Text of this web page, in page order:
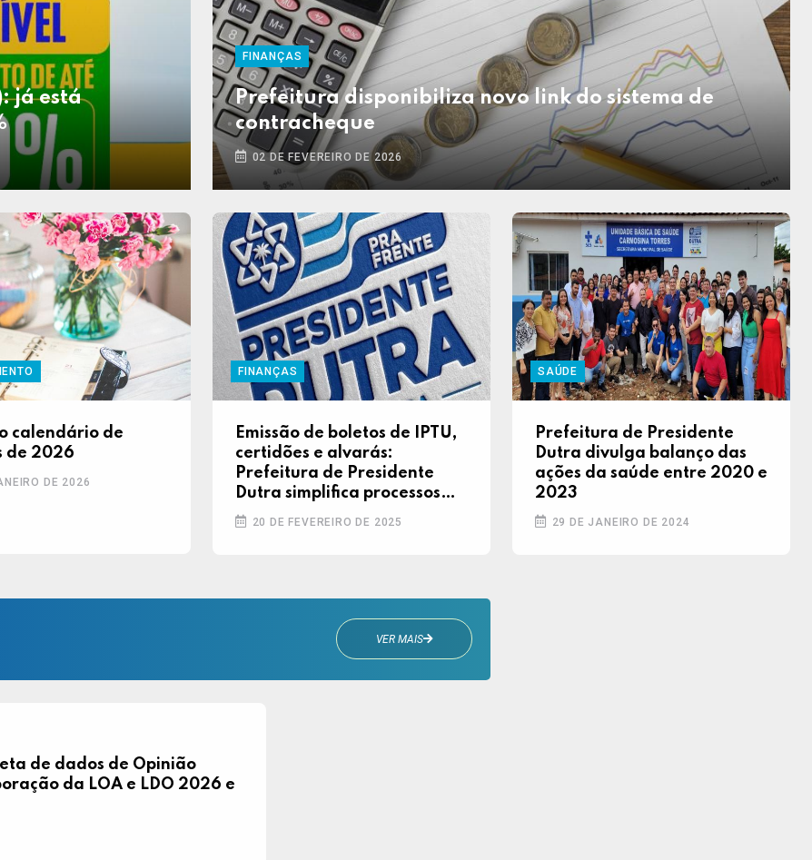
já está
FINANÇAS
Prefeitura disponibiliza novo link do sistema de
contracheque
02 DE FEVEREIRO DE 2026
calendário de
de 2026
DE 2026
FINANÇAS
Emissão de boletos de IPTU,
certidões e alvarás:
Prefeitura de Presidente
Dutra simplifica processos
com plataforma digital;
conheça
20 DE FEVEREIRO DE 2025
SAÚDE
Prefeitura de Presidente
Dutra divulga balanço das
ações da saúde entre 2020 e
2023
29 DE JANEIRO DE 2024
VER MAIS
de dados de Opinião
da LOA e LDO 2026 e